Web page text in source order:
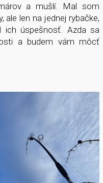
a mušlí. Mal som
len na jednej rybačke,
úspešnosť. Azda sa
a budem vám môcť